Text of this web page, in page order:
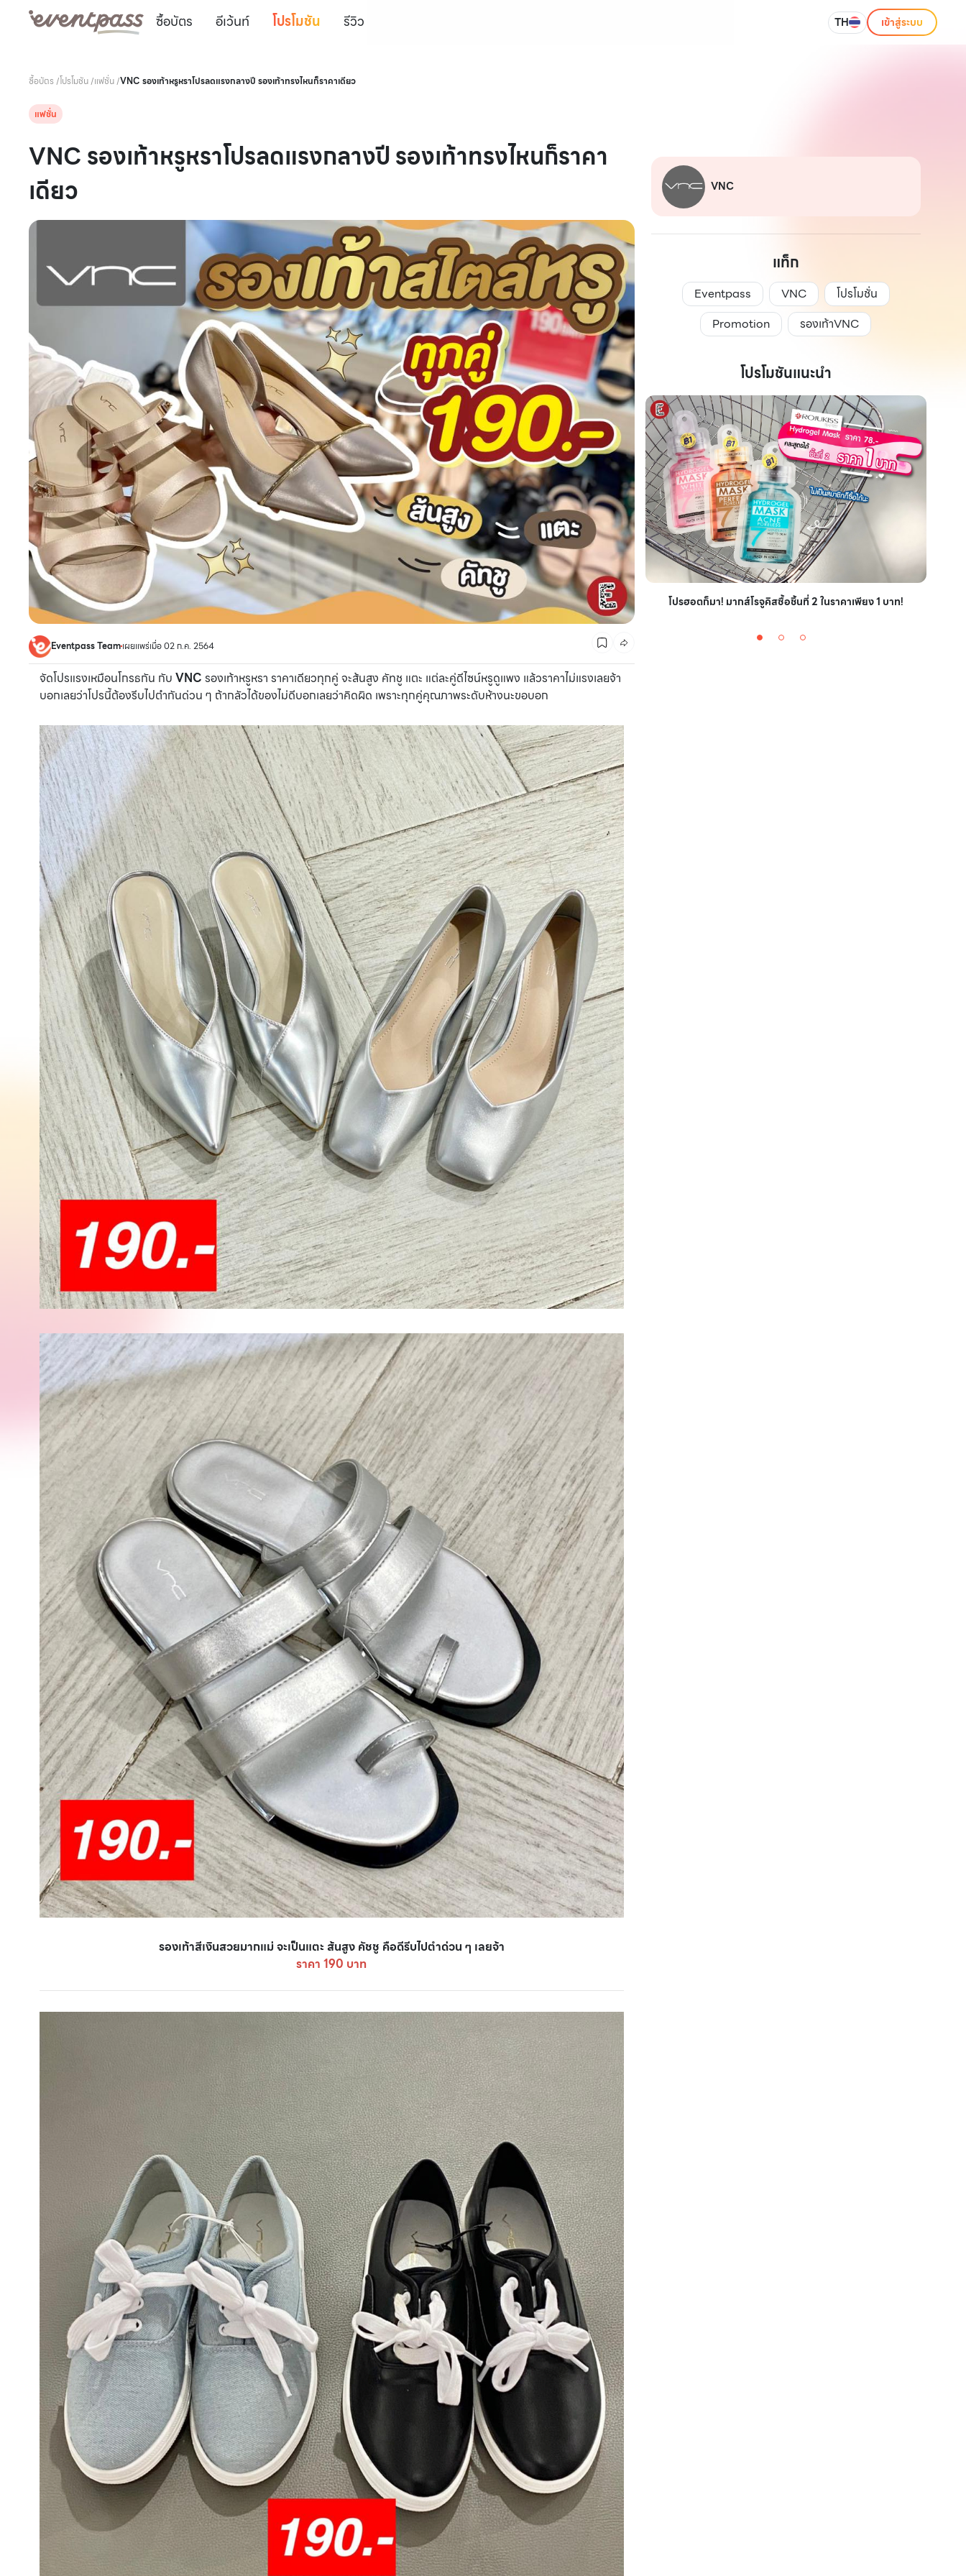
ซื้อบัตร อีเว้นท์ โปรโมชัน รีวิว TH เข้าสู่ระบบ
ซื้อบัตร /โปรโมชัน/แฟชั่น/VNC รองเท้าหรูหราโปรลดแรงกลางปี รองเท้าทรงไหนก็ราคาเดียว
แฟชั่น
VNC รองเท้าหรูหราโปรลดแรงกลางปี รองเท้าทรงไหนก็ราคา
เดียว
Eventpass Teamเผยแพร่เมื่อ 02 ก.ค. 2564
จัดโปรแรงเหมือนโกรธกัน กับ VNC รองเท้าหรูหรา ราคาเดียวทุกคู่ จะส้นสูง คัทชู แตะ แต่ละคู่ดีไซน์หรูดูแพง แล้วราคาไม่แรงเลยจ้า
บอกเลยว่าโปรนี้ต้องรีบไปตำกันด่วน ๆ ถ้ากลัวได้ของไม่ดีบอกเลยว่าคิดผิด เพราะทุกคู่คุณภาพระดับห้างนะขอบอก
รองเท้าสีเงินสวยมากแม่ จะเป็นแตะ ส้นสูง คัชชู คือดีรีบไปตำด่วน ๆ เลยจ้า
ราคา 190 บาท
VNC
แท็ก
Eventpass VNC
โปรโมชั่น
Promotion
รองเท้าVNC
โปรโมชันแนะนำ
CMG SHOP SHOP รวมแบรนด์ตัวท็อป ลดสูงสุด50% โปรฮอตก็มา! มากส์โรจูคิสซื้อชิ้นที่ 2 ในราคาเพียง 1 บาท!